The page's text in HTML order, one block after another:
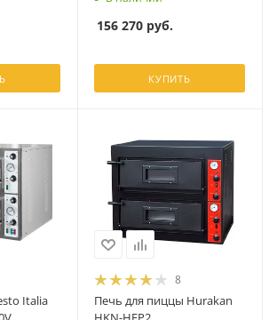
156 270 руб.
КУПИТЬ
Italia
8
Печь для пиццы Hurakan